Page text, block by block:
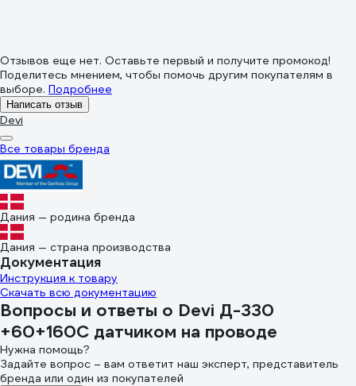
Отзывов еще нет. Оставьте первый и получите промокод!
Поделитесь мнением, чтобы помочь другим покупателям в
выборе. Подробнее
Написать отзыв
Devi
Все товары бренда
Дания — родина бренда
Дания — страна производства
Документация
Инструкция к товару
Скачать всю документацию
Вопросы и ответы о Devi Д-330
+60+160С датчиком на проводе
Нужна помощь?
Задайте вопрос – вам ответит наш эксперт, представитель
бренда или один из покупателей